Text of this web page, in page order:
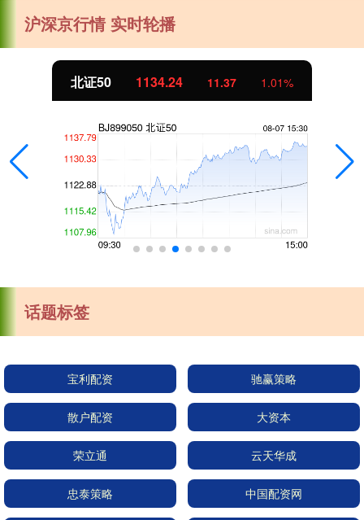
沪深京行情 实时轮播
北证50 1134.24 11.37 1.01%
话题标签
宝利配资 驰赢策略
散户配资 大资本
荣立通 云天华成
忠泰策略 中国配资网